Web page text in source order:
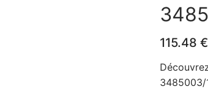
115.48 €
3485003/